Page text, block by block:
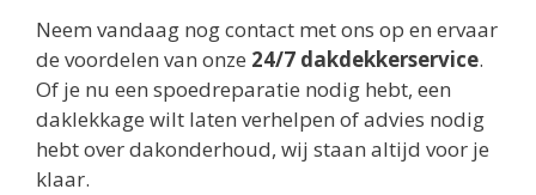
Neem vandaag nog contact met ons op en ervaar
de voordelen van onze 24/7 dakdekkerservice.
Of je nu een spoedreparatie nodig hebt, een
daklekkage wilt laten verhelpen of advies nodig
hebt over dakonderhoud, wij staan altijd voor je
klaar.